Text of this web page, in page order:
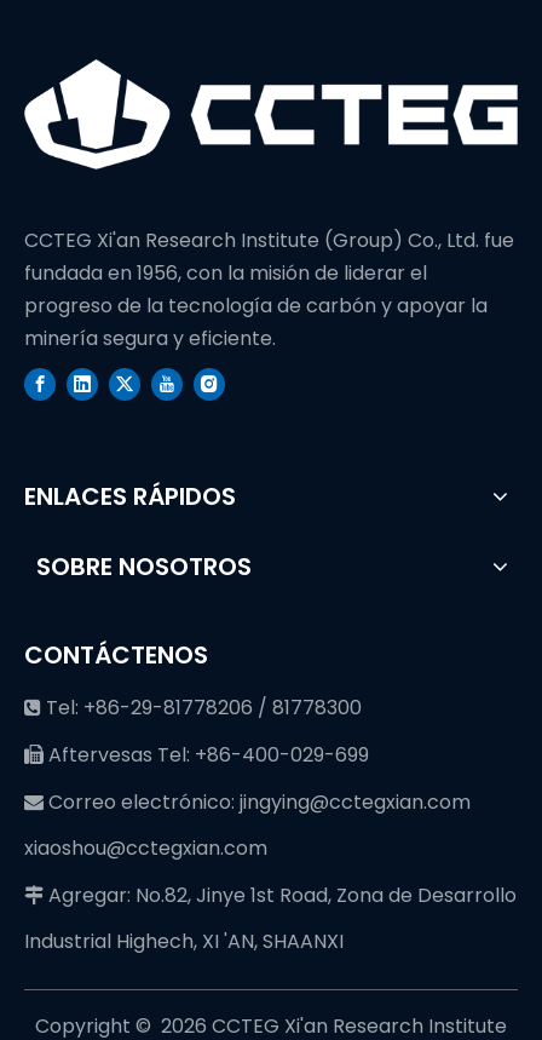
CCTEG Xi'an Research Institute (Group) Co., Ltd. fue
fundada en 1956, con la misión de liderar el
progreso de la tecnología de carbón y apoyar la
minería segura y eficiente.
ENLACES RÁPIDOS
SOBRE NOSOTROS
CONTÁCTENOS
 Tel: +86-29-81778206 / 81778300
 Aftervesas Tel: +86-400-029-699
 Correo electrónico: jingying@cctegxian.com
xiaoshou@cctegxian.com
 Agregar: No.82, Jinye 1st Road, Zona de Desarrollo
Industrial Highech, XI 'AN, SHAANXI
Copyright © ️ 2026 CCTEG Xi'an Research Institute